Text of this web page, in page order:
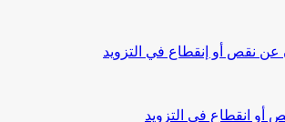
نقص أو إنقطاع في التزويد
أو انقطاع في التزويد